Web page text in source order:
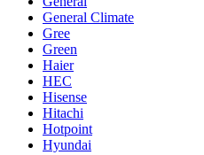
General Climate
Gree
Green
Haier
HEC
Hisense
Hitachi
Hotpoint
Hyundai